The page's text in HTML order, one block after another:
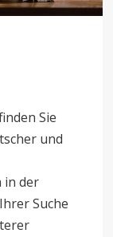
Sie
und
in der
Suche